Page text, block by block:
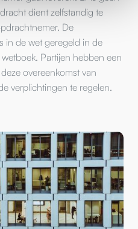
dient zelfstandig te
De
in de wet geregeld in de
Partijen hebben een
overeenkomst van
verplichtingen te regelen.